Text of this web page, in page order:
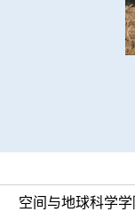
空间与地球科学